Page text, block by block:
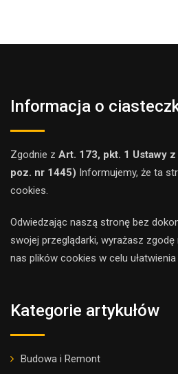
Informacja o
Zgodnie z Art. 173, pkt. 1 Ustawy
poz. nr 1445) Informujemy, że ta
cookies.
Odwiedzając naszą stronę bez
swojej przeglądarki, wyrażasz
nas plików cookies w celu
Kategorie artykułów
Budowa i Remont